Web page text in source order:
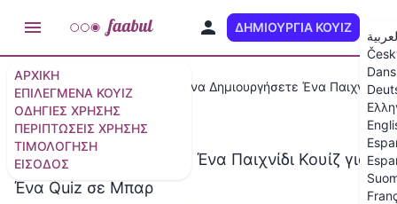
ΑΡΧΙΚΉ
ΕΠΙΛΕΓΜΈΝΑ ΚΟΥΊΖ
ΟΔΗΓΊΕΣ ΧΡΉΣΗΣ
ΠΕΡΙΠΤΏΣΕΙΣ ΧΡΉΣΗΣ
ΤΙΜΟΛΌΓΗΣΗ
ΕΊΣΟΔΟΣ
ΔΗΜΙΟΥΡΓΊΑ ΚΟΥΊΖ
Περιπτώσεις Χρήσης Πώς να Δημιουργήσετε Ένα Παιχνίδι
Πώς να Δημιουργήσετε Ένα Παιχνίδι Κουίζ για
Ένα Quiz σε Μπαρ